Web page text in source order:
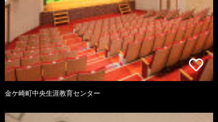
金ケ崎町中央生涯教育センター